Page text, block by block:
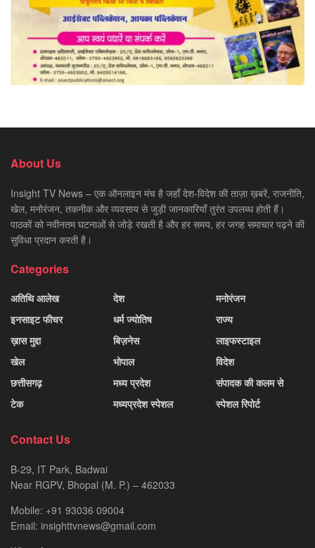
About Us
Insight TV News – एक ऑनलाइन मंच है जहाँ देश-विदेश की ताज़ा ख़बरें, राजनीति,
खेल, मनोरंजन, तकनीक और व्यवसाय से जुड़ी जानकारियाँ तुरंत उपलब्ध होती हैं।
पाठकों को नवीनतम घटनाओं से जोड़े रखती है और हर समय, हर जगह समाचार पढ़ने की
सुविधा प्रदान करती है।
Categories
अतिथि आलेख
इनसाइट फीचर
ख़ास मुद्दा
खेल
छत्तीसगढ़
टेक
देश
धर्म ज्योतिष
बिज़नेस
भोपाल
मध्य प्रदेश
मध्यप्रदेश स्पेशल
मनोरंजन
राज्य
लाइफस्टाइल
विदेश
संपादक की कलम से
स्पेशल रिपोर्ट
Contact Us
B-29, IT Park, Badwai
Near RGPV, Bhopal (M. P.) – 462033
Mobile: +91 93036 09004
Email: insighttvnews@gmail.com